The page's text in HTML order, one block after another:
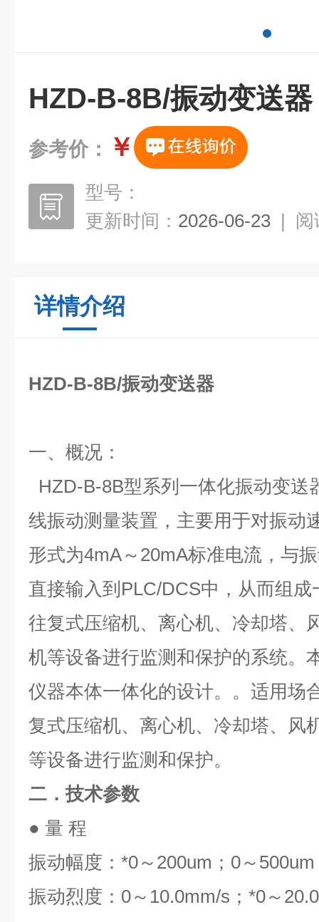
HZD-B-8B/振动变送器
参考价： ￥
型号：
更新时间： 2026-06-23 | 阅
详情介绍
HZD-B-8B/振动变送器
一、概况：
HZD-B-8B型系列一体化振动变送
线振动测量装置，主要用于对振动
形式为4mA～20mA标准电流，与
直接输入到PLC/DCS中，从而组
往复式压缩机、离心机、冷却塔、
机等设备进行监测和保护的系统。
仪器本体一体化的设计。。适用场
复式压缩机、离心机、冷却塔、风
等设备进行监测和保护。
二．技术参数
● 量 程
振动幅度：*0～200um；0～
振动烈度：0～10.0mm/s；*0～